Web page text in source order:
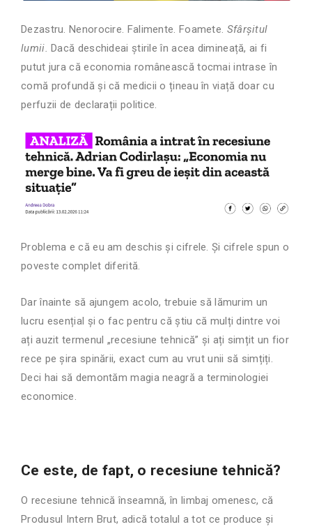
Dezastru. Nenorocire. Falimente. Foamete. Sfârșitul
lumii. Dacă deschideai știrile în acea dimineață, ai fi
putut jura că economia românească tocmai intrase în
comă profundă și că medicii o țineau în viață doar cu
perfuzii de declarații politice.
Problema e că eu am deschis și cifrele. Și cifrele spun o
poveste complet diferită.
Dar înainte să ajungem acolo, trebuie să lămurim un
lucru esențial și o fac pentru că știu că mulți dintre voi
ați auzit termenul „recesiune tehnică” și ați simțit un fior
rece pe șira spinării, exact cum au vrut unii să simțiți.
Deci hai să demontăm magia neagră a terminologiei
economice.
Ce este, de fapt, o recesiune tehnică?
O recesiune tehnică înseamnă, în limbaj omenesc, că
Produsul Intern Brut, adică totalul a tot ce produce și